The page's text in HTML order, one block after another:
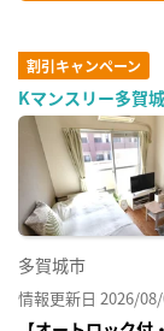
割引キャンペーン
Kマンスリー多賀
多賀城市
情報更新日 2026/